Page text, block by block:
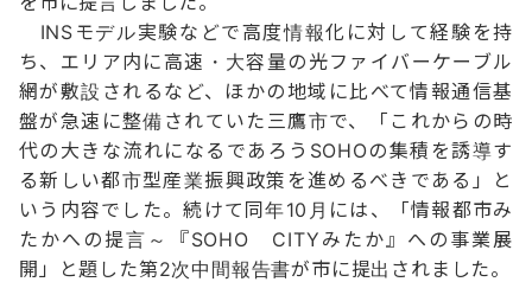
INSモデル実験などで高度情報化に対して経験を持
ち、エリア内に高速・大容量の光ファイバーケーブル
網が敷設されるなど、ほかの地域に比べて情報通信基
盤が急速に整備されていた三鷹市で、「これからの時
代の大きな流れになるであろうSOHOの集積を誘導す
る新しい都市型産業振興政策を進めるべきである」と
いう内容でした。続けて同年10月には、「情報都市み
たかへの提言～『SOHO CITYみたか』への事業展
開」と題した第2次中間報告書が市に提出されました。